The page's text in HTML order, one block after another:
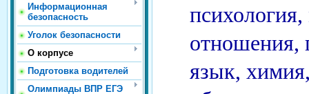
Информационная
безопасность
Уголок безопасности
О корпусе
Подготовка водителей
Олимпиады ВПР ЕГЭ
отношения,
язык,